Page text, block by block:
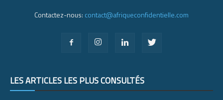
Contactez-nous: contact@afriqueconfidentielle.com
LES ARTICLES LES PLUS CONSULTÉS